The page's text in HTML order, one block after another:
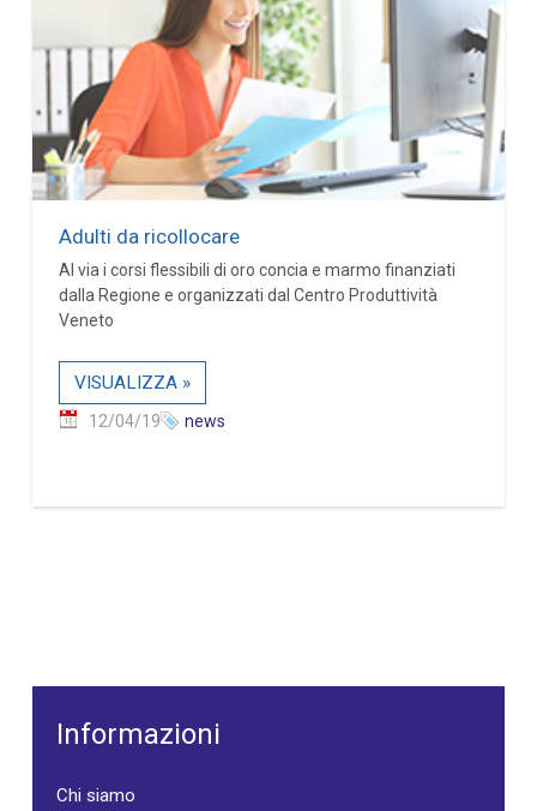
Adulti da ricollocare
Al via i corsi flessibili di oro concia e marmo finanziati
dalla Regione e organizzati dal Centro Produttività
Veneto
VISUALIZZA »
12/04/19 news
Informazioni
Chi siamo